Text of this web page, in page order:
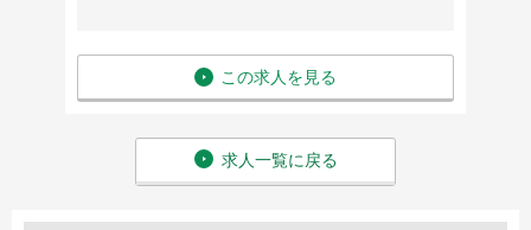
この求人を見る
求人一覧に戻る